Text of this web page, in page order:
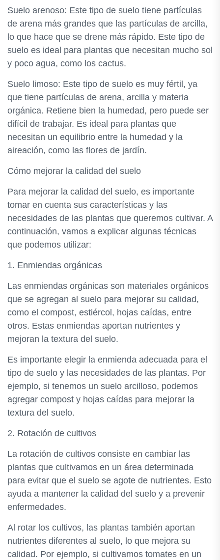
Suelo arenoso: Este tipo de suelo tiene partículas
de arena más grandes que las partículas de arcilla,
lo que hace que se drene más rápido. Este tipo de
suelo es ideal para plantas que necesitan mucho sol
y poco agua, como los cactus.
Suelo limoso: Este tipo de suelo es muy fértil, ya
que tiene partículas de arena, arcilla y materia
orgánica. Retiene bien la humedad, pero puede ser
difícil de trabajar. Es ideal para plantas que
necesitan un equilibrio entre la humedad y la
aireación, como las flores de jardín.
Cómo mejorar la calidad del suelo
Para mejorar la calidad del suelo, es importante
tomar en cuenta sus características y las
necesidades de las plantas que queremos cultivar. A
continuación, vamos a explicar algunas técnicas
que podemos utilizar:
1. Enmiendas orgánicas
Las enmiendas orgánicas son materiales orgánicos
que se agregan al suelo para mejorar su calidad,
como el compost, estiércol, hojas caídas, entre
otros. Estas enmiendas aportan nutrientes y
mejoran la textura del suelo.
Es importante elegir la enmienda adecuada para el
tipo de suelo y las necesidades de las plantas. Por
ejemplo, si tenemos un suelo arcilloso, podemos
agregar compost y hojas caídas para mejorar la
textura del suelo.
2. Rotación de cultivos
La rotación de cultivos consiste en cambiar las
plantas que cultivamos en un área determinada
para evitar que el suelo se agote de nutrientes. Esto
ayuda a mantener la calidad del suelo y a prevenir
enfermedades.
Al rotar los cultivos, las plantas también aportan
nutrientes diferentes al suelo, lo que mejora su
calidad. Por ejemplo, si cultivamos tomates en un